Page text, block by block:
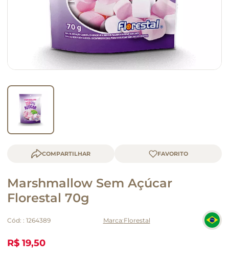
COMPARTILHAR
Marshmallow Sem Açúcar
Florestal 70g
Cód: : 1264389 Florestal
R$ 19,50